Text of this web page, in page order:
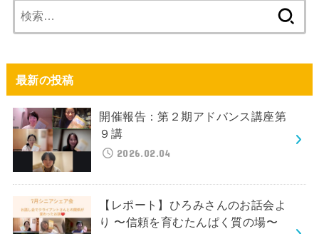
索:
最新の投稿
開催報告：第２期アドバンス講座第
９講
2026.02.04
【レポート】ひろみさんのお話会よ
り 〜信頼を育むたんぱく質の場〜